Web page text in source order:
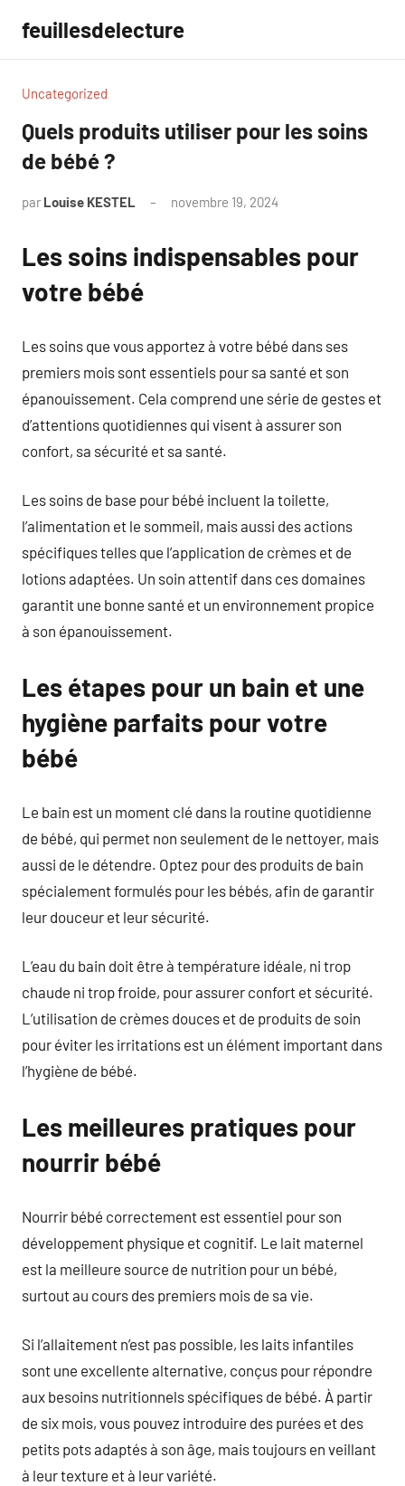
contenu
feuillesdelecture
Uncategorized
Quels produits utiliser pour les soins
de bébé ?
par Louise KESTEL novembre 19, 2024
Les soins indispensables pour
votre bébé
Les soins que vous apportez à votre bébé dans ses
premiers mois sont essentiels pour sa santé et son
épanouissement. Cela comprend une série de gestes et
d’attentions quotidiennes qui visent à assurer son
confort, sa sécurité et sa santé.
Les soins de base pour bébé incluent la toilette,
l’alimentation et le sommeil, mais aussi des actions
spécifiques telles que l’application de crèmes et de
lotions adaptées. Un soin attentif dans ces domaines
garantit une bonne santé et un environnement propice
à son épanouissement.
Les étapes pour un bain et une
hygiène parfaits pour votre
bébé
Le bain est un moment clé dans la routine quotidienne
de bébé, qui permet non seulement de le nettoyer, mais
aussi de le détendre. Optez pour des produits de bain
spécialement formulés pour les bébés, afin de garantir
leur douceur et leur sécurité.
L’eau du bain doit être à température idéale, ni trop
chaude ni trop froide, pour assurer confort et sécurité.
L’utilisation de crèmes douces et de produits de soin
pour éviter les irritations est un élément important dans
l’hygiène de bébé.
Les meilleures pratiques pour
nourrir bébé
Nourrir bébé correctement est essentiel pour son
développement physique et cognitif. Le lait maternel
est la meilleure source de nutrition pour un bébé,
surtout au cours des premiers mois de sa vie.
Si l’allaitement n’est pas possible, les laits infantiles
sont une excellente alternative, conçus pour répondre
aux besoins nutritionnels spécifiques de bébé. À partir
de six mois, vous pouvez introduire des purées et des
petits pots adaptés à son âge, mais toujours en veillant
à leur texture et à leur variété.